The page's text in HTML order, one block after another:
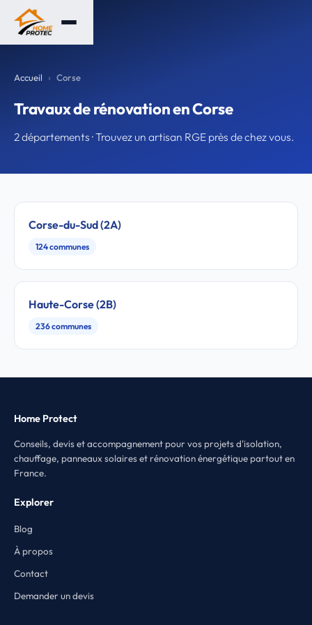
Accueil Corse
Travaux de rénovation en Corse
2 départements · Trouvez un artisan RGE près de chez vous.
Corse-du-Sud (2A)
124 communes
Haute-Corse (2B)
236 communes
Home Protect
Conseils, devis et accompagnement pour vos projets d'isolation,
chauffage, panneaux solaires et rénovation énergétique partout en
France.
Explorer
Blog
À propos
Contact
Demander un devis